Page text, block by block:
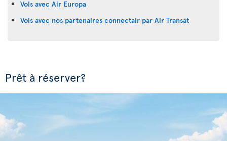
Vols avec Air Europa
Vols avec nos partenaires connectair par Air Transat
Prêt à réserver?